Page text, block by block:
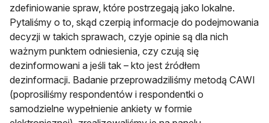
zdefiniowanie spraw, które postrzegają jako lokalne.
Pytaliśmy o to, skąd czerpią informacje do podejmowania
decyzji w takich sprawach, czyje opinie są dla nich
ważnym punktem odniesienia, czy czują się
dezinformowani a jeśli tak – kto jest źródłem
dezinformacji. Badanie przeprowadziliśmy metodą CAWI
(poprosiliśmy respondentów i respondentki o
samodzielne wypełnienie ankiety w formie